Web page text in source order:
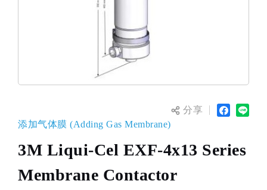
分享
添加气体膜 (Adding Gas Membrane)
3M Liqui-Cel EXF-4x13 Series
Membrane Contactor